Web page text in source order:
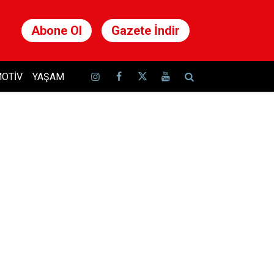
Abone Ol Gazete İndir
YAŞAM